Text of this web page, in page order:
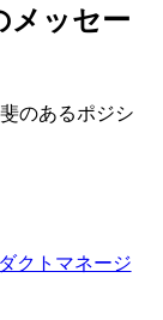
メッセー
のあるポジシ
クトマネージ